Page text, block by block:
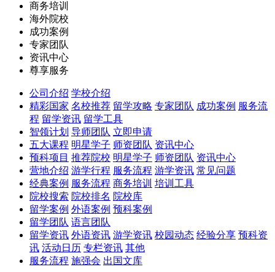
商务培训
海外院校
成功案例
专家团队
资讯中心
尊享服务
公司介绍 学校介绍
精彩国家 名校推荐 留学攻略 专家团队 成功案例 服务流
程 留学资讯 留学工具
智领计划 导师团队 立即申请
五大课程 明星学子 师资团队 资讯中心
预科项目 推荐院校 明星学子 师资团队 资讯中心
营地介绍 游学行程 服务流程 游学资讯 常见问题
经典案例 服务流程 商务培训 培训工具
院校搜索 院校排名 院校库
留学案例 外语案例 预科案例
留学团队 语言团队
留学资讯 外语资讯 游学资讯 校园动态 经验分享 预科资
讯 活动日历 专栏资讯 其他
服务流程 施强会 出国文库